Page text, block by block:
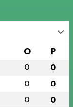
O P
0 0
0 0
0 0